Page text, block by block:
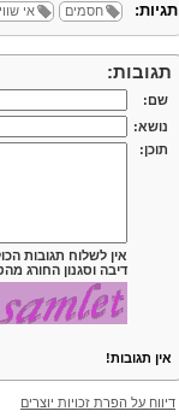
תגיות: חסמים אי
תגובות:
שם:
נושא:
תוכן:
אין לשלוח תגובות
דיבה וסגנון החורג
אין תגובות!
דיווח על הפרת זכויות יוצרים